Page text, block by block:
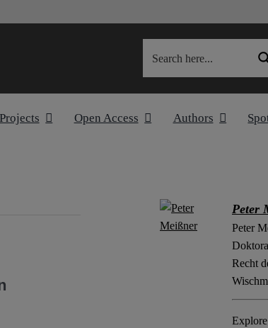
Projects Open Access Authors
Peter
Peter
Recht